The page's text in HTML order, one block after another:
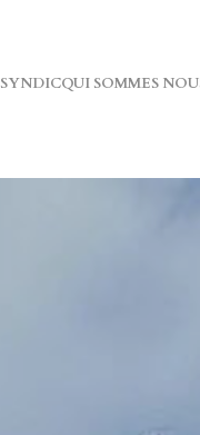
SYNDICQUI SOMMES